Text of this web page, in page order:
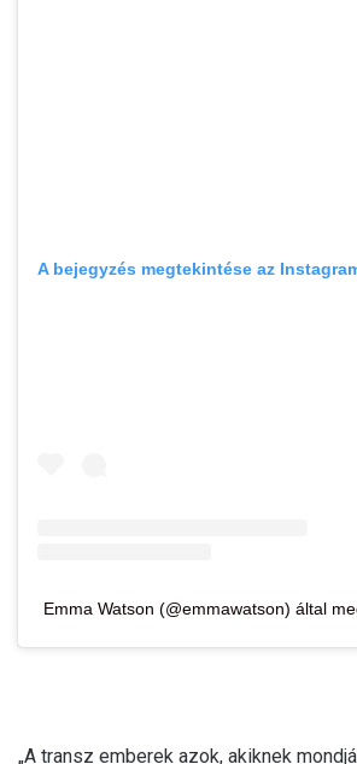
A bejegyzés megtekintése az
Emma Watson (@emmawatson) által
„A transz emberek azok, akiknek